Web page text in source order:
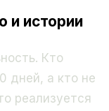
и истории
Кто
дней, а кто не
реализуется